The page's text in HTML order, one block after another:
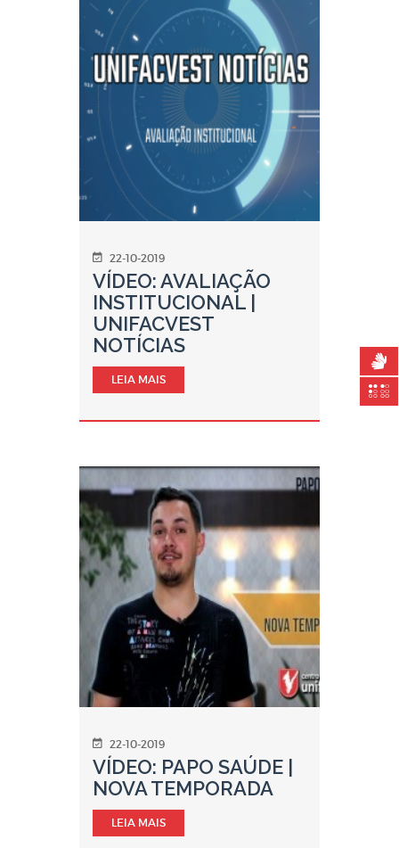
22-10-2019
VÍDEO: AVALIAÇÃO
INSTITUCIONAL |
UNIFACVEST
NOTÍCIAS
LEIA MAIS
22-10-2019
VÍDEO: PAPO SAÚDE |
NOVA TEMPORADA
LEIA MAIS